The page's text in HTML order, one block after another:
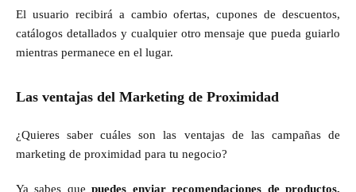
El usuario recibirá a cambio ofertas, cupones de descuentos,
catálogos detallados y cualquier otro mensaje que pueda guiarlo
mientras permanece en el lugar.
Las ventajas del Marketing de Proximidad
¿Quieres saber cuáles son las ventajas de las campañas de
marketing de proximidad para tu negocio?
Ya sabes quepuedes enviar recomendaciones de productos,